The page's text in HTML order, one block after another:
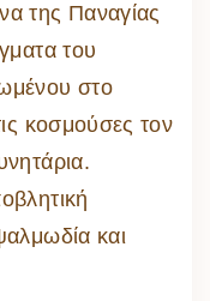
της Παναγίας
του
στο
κοσμούσες τον
και